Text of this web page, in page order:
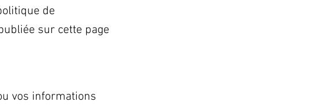
de
sur cette page
vos informations